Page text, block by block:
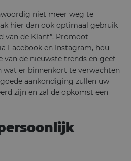
niet meer weg te
hier dan ook optimaal gebruik
van de Klant”. Promoot
Facebook en Instagram, hou
van de nieuwste trends en geef
wat er binnenkort te verwachten
aankondiging zullen uw
zijn en zal de opkomst een